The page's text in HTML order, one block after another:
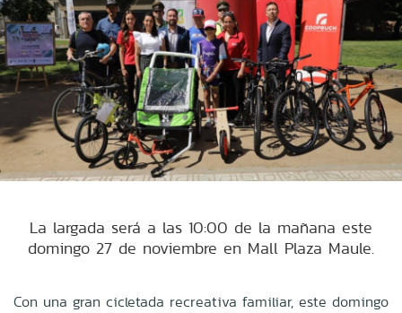
La largada será a las 10:00 de la mañana este
domingo 27 de noviembre en Mall Plaza Maule.
Con una gran cicletada recreativa familiar, este domingo